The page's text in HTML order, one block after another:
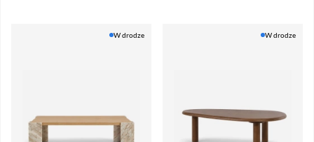
W drodze W drodze